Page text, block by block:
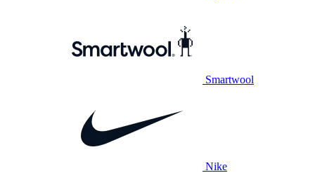
Smartwool
Nike